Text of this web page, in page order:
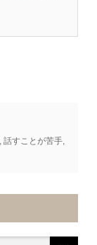
,話すことが苦手